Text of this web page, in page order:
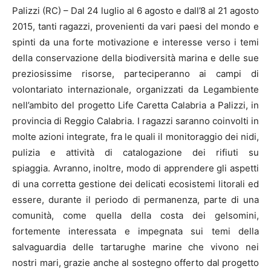
Palizzi (RC) – Dal 24 luglio al 6 agosto e dall’8 al 21 agosto
2015, tanti ragazzi, provenienti da vari paesi del mondo e
spinti da una forte motivazione e interesse verso i temi
della conservazione della biodiversità marina e delle sue
preziosissime risorse, parteciperanno ai campi di
volontariato internazionale, organizzati da Legambiente
nell’ambito del progetto Life Caretta Calabria a Palizzi, in
provincia di Reggio Calabria. I ragazzi saranno coinvolti in
molte azioni integrate, fra le quali il monitoraggio dei nidi,
pulizia e attività di catalogazione dei rifiuti su
spiaggia. Avranno, inoltre, modo di apprendere gli aspetti
di una corretta gestione dei delicati ecosistemi litorali ed
essere, durante il periodo di permanenza, parte di una
comunità, come quella della costa dei gelsomini,
fortemente interessata e impegnata sui temi della
salvaguardia delle tartarughe marine che vivono nei
nostri mari, grazie anche al sostegno offerto dal progetto